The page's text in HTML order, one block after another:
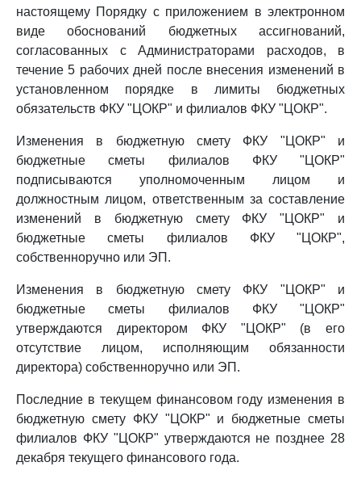
настоящему Порядку с приложением в электронном
виде обоснований бюджетных ассигнований,
согласованных с Администраторами расходов, в
течение 5 рабочих дней после внесения изменений в
установленном порядке в лимиты бюджетных
обязательств ФКУ "ЦОКР" и филиалов ФКУ "ЦОКР".
Изменения в бюджетную смету ФКУ "ЦОКР" и
бюджетные сметы филиалов ФКУ "ЦОКР"
подписываются уполномоченным лицом и
должностным лицом, ответственным за составление
изменений в бюджетную смету ФКУ "ЦОКР" и
бюджетные сметы филиалов ФКУ "ЦОКР",
собственноручно или ЭП.
Изменения в бюджетную смету ФКУ "ЦОКР" и
бюджетные сметы филиалов ФКУ "ЦОКР"
утверждаются директором ФКУ "ЦОКР" (в его
отсутствие лицом, исполняющим обязанности
директора) собственноручно или ЭП.
Последние в текущем финансовом году изменения в
бюджетную смету ФКУ "ЦОКР" и бюджетные сметы
филиалов ФКУ "ЦОКР" утверждаются не позднее 28
декабря текущего финансового года.